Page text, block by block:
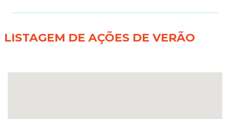
LISTAGEM DE AÇÕES DE VERÃO